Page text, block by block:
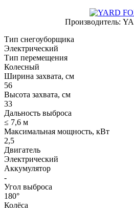
Производитель:
Тип снегоуборщика
Электрический
Тип перемещения
Колесный
Ширина захвата, см
56
Высота захвата, см
33
Дальность выброса
≤ 7,6 м
Максимальная мощность, кВт
2,5
Двигатель
Электрический
Аккумулятор
-
Угол выброса
180°
Колёса